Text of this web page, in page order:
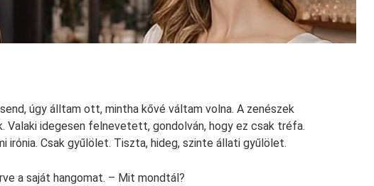
úgy álltam ott, mintha kővé váltam volna. A zenészek
Valaki idegesen felnevetett, gondolván, hogy ez csak tréfa.
irónia. Csak gyűlölet. Tiszta, hideg, szinte állati gyűlölet.
a saját hangomat. – Mit mondtál?